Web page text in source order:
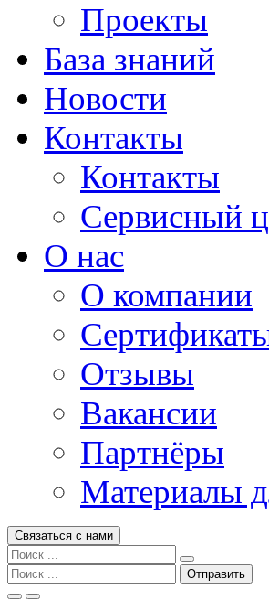
Проекты
База знаний
Новости
Контакты
Контакты
Сервисный
О нас
О компании
Отзывы
Вакансии
Партнёры
Материалы
Связаться с нами